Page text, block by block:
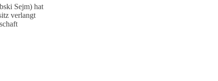
Sejm) hat
verlangt